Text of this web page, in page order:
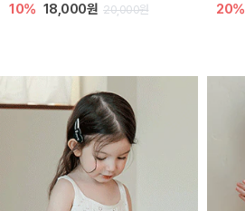
10% 35,100원 39,000원 20%